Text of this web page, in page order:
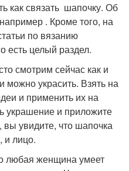
как связать шапочку. Об
. Кроме того, на
по вязанию
есть целый раздел.
смотрим сейчас как и
украсить. Взять на
и применить их на
украшение и приложите
вы увидите, что шапочка
и лицо.
любая женщина умеет